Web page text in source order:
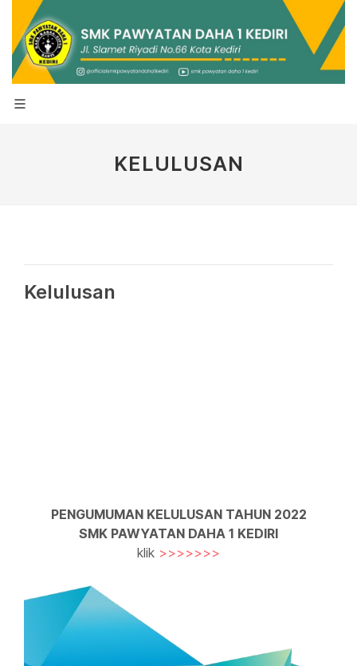
KELULUSAN
Kelulusan
PENGUMUMAN KELULUSAN TAHUN 2022
SMK PAWYATAN DAHA 1 KEDIRI
klik >>>>>>>